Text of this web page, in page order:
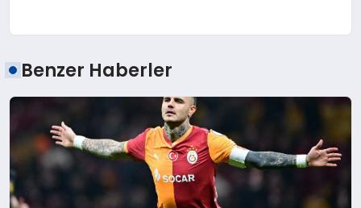
Benzer Haberler